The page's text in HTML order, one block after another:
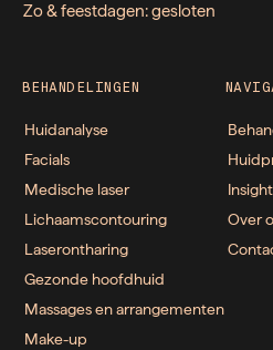
Zo & feestdagen: gesloten
BEHANDELINGEN
Huidanalyse
Facials
Medische laser
Lichaamscontouring
Laserontharing
Gezonde hoofdhuid
Massages en arrangementen
Make-up
Over